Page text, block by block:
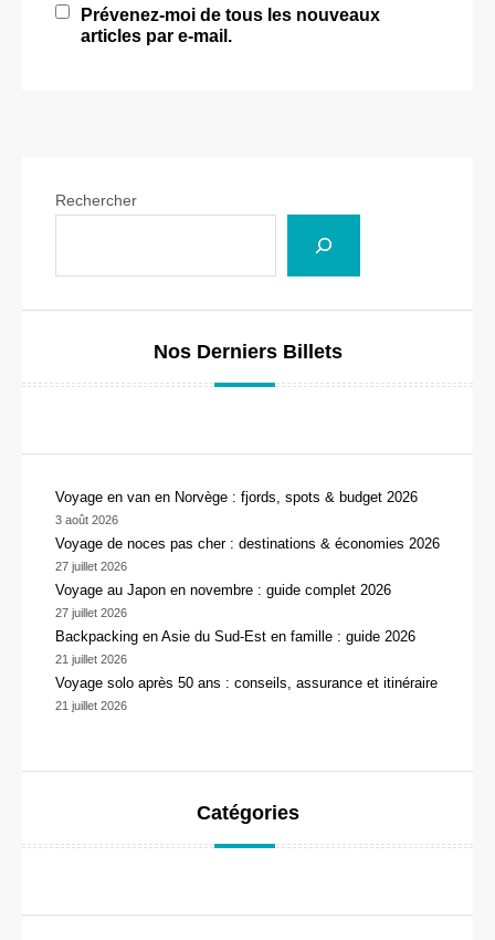
Prévenez-moi de tous les nouveaux
articles par e-mail.
Rechercher
Nos Derniers Billets
Voyage en van en Norvège : fjords, spots & budget 2026
3 août 2026
Voyage de noces pas cher : destinations & économies 2026
27 juillet 2026
Voyage au Japon en novembre : guide complet 2026
27 juillet 2026
Backpacking en Asie du Sud-Est en famille : guide 2026
21 juillet 2026
Voyage solo après 50 ans : conseils, assurance et itinéraire
21 juillet 2026
Catégories